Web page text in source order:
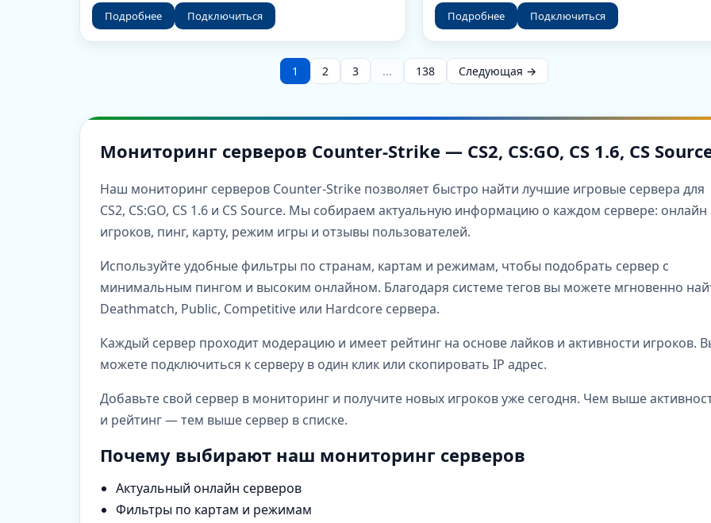
Подробнее Подключиться Подробнее Подключиться
1 2 3 ... 138 Следующая →
Мониторинг серверов Counter-Strike — CS2, CS:GO, CS 1.6, CS
Наш мониторинг серверов Counter-Strike позволяет быстро найти лучшие игровые сервера для
CS2, CS:GO, CS 1.6 и CS Source. Мы собираем актуальную информацию о каждом сервере: онлайн
игроков, пинг, карту, режим игры и отзывы пользователей.
Используйте удобные фильтры по странам, картам и режимам, чтобы подобрать сервер с
минимальным пингом и высоким онлайном. Благодаря системе тегов вы можете мгновенно
Deathmatch, Public, Competitive или Hardcore сервера.
Каждый сервер проходит модерацию и имеет рейтинг на основе лайков и активности игроков.
можете подключиться к серверу в один клик или скопировать IP адрес.
Добавьте свой сервер в мониторинг и получите новых игроков уже сегодня. Чем выше
и рейтинг — тем выше сервер в списке.
Почему выбирают наш мониторинг серверов
Актуальный онлайн серверов
Фильтры по картам и режимам